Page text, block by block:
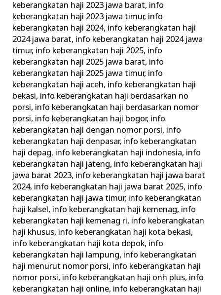
keberangkatan haji 2023 jawa barat, info
keberangkatan haji 2023 jawa timur, info
keberangkatan haji 2024, info keberangkatan haji
2024 jawa barat, info keberangkatan haji 2024 jawa
timur, info keberangkatan haji 2025, info
keberangkatan haji 2025 jawa barat, info
keberangkatan haji 2025 jawa timur, info
keberangkatan haji aceh, info keberangkatan haji
bekasi, info keberangkatan haji berdasarkan no
porsi, info keberangkatan haji berdasarkan nomor
porsi, info keberangkatan haji bogor, info
keberangkatan haji dengan nomor porsi, info
keberangkatan haji denpasar, info keberangkatan
haji depag, info keberangkatan haji indonesia, info
keberangkatan haji jateng, info keberangkatan haji
jawa barat 2023, info keberangkatan haji jawa barat
2024, info keberangkatan haji jawa barat 2025, info
keberangkatan haji jawa timur, info keberangkatan
haji kalsel, info keberangkatan haji kemenag, info
keberangkatan haji kemenag ri, info keberangkatan
haji khusus, info keberangkatan haji kota bekasi,
info keberangkatan haji kota depok, info
keberangkatan haji lampung, info keberangkatan
haji menurut nomor porsi, info keberangkatan haji
nomor porsi, info keberangkatan haji onh plus, info
keberangkatan haji online, info keberangkatan haji